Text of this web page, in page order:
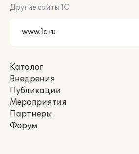
Другие сайты 1С
Каталог
Внедрения
Публикации
Мероприятия
Партнеры
Форум